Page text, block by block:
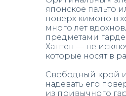
японское пальто
поверх кимоно в
много лет
предметами
Хантен — не
которые носят в
Свободный крой
надевать его
из привычного